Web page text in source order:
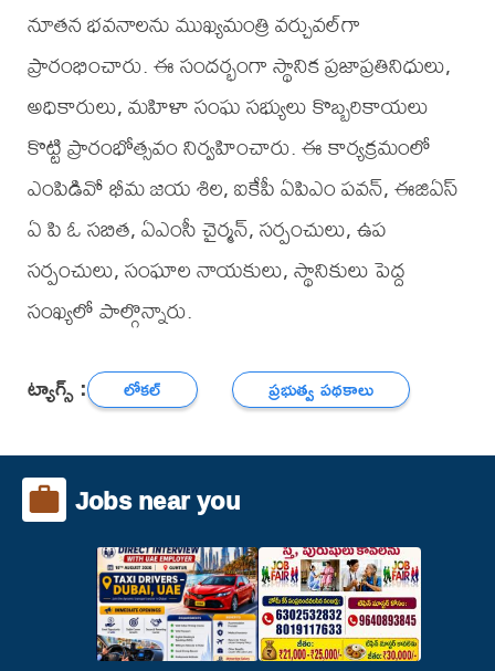
నూతన భవనాలను ముఖ్యమంత్రి వర్చువల్‌గా
ప్రారంభించారు. ఈ సందర్భంగా స్థానిక ప్రజాప్రతినిధులు,
అధికారులు, మహిళా సంఘ సభ్యులు కొబ్బరికాయలు
కొట్టి ప్రారంభోత్సవం నిర్వహించారు. ఈ కార్యక్రమంలో
ఎంపిడివో భీమ జయ శిల, ఐకేపీ ఏపిఎం పవన్, ఈజిఏస్
ఏ పి ఓ సబిత, ఏఎంసీ చైర్మన్, సర్పంచులు, ఉప
సర్పంచులు, సంఘాల నాయకులు, స్థానికులు పెద్ద
సంఖ్యలో పాల్గొన్నారు.
ట్యాగ్స్ : లోకల్ ప్రభుత్వ పథకాలు
Jobs near you